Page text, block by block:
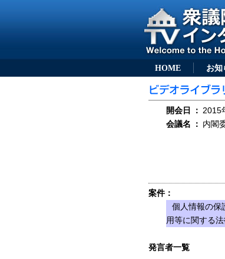
HOME お知
開会日 ： 2015
会議名
： 内閣
案件：
個人情報の保
用等に関する
発言者一覧